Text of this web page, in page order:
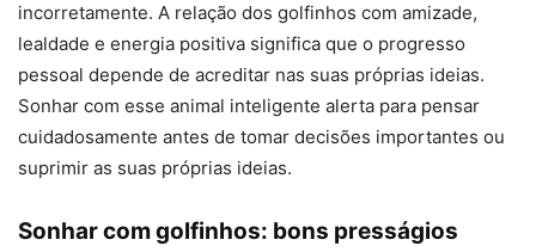
incorretamente. A relação dos golfinhos com amizade,
lealdade e energia positiva significa que o progresso
pessoal depende de acreditar nas suas próprias ideias.
Sonhar com esse animal inteligente alerta para pensar
cuidadosamente antes de tomar decisões importantes ou
suprimir as suas próprias ideias.
Sonhar com golfinhos: bons presságios